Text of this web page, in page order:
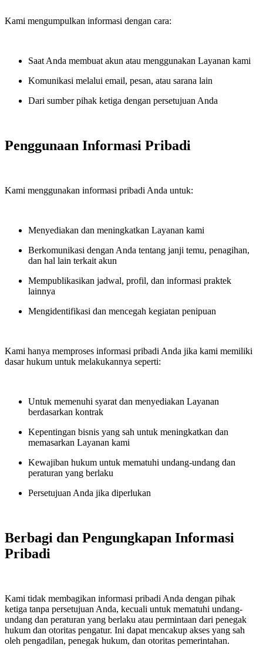
Kami mengumpulkan informasi dengan cara:
Saat Anda membuat akun atau menggunakan Layanan kami
Komunikasi melalui email, pesan, atau sarana lain
Dari sumber pihak ketiga dengan persetujuan Anda
Penggunaan Informasi Pribadi
Kami menggunakan informasi pribadi Anda untuk:
Menyediakan dan meningkatkan Layanan kami
Berkomunikasi dengan Anda tentang janji temu, penagihan,
dan hal lain terkait akun
Mempublikasikan jadwal, profil, dan informasi praktek
lainnya
Mengidentifikasi dan mencegah kegiatan penipuan
Kami hanya memproses informasi pribadi Anda jika kami memiliki
dasar hukum untuk melakukannya seperti:
Untuk memenuhi syarat dan menyediakan Layanan
berdasarkan kontrak
Kepentingan bisnis yang sah untuk meningkatkan dan
memasarkan Layanan kami
Kewajiban hukum untuk mematuhi undang-undang dan
peraturan yang berlaku
Persetujuan Anda jika diperlukan
Berbagi dan Pengungkapan Informasi
Pribadi
Kami tidak membagikan informasi pribadi Anda dengan pihak
ketiga tanpa persetujuan Anda, kecuali untuk mematuhi undang-
undang dan peraturan yang berlaku atau permintaan dari penegak
hukum dan otoritas pengatur. Ini dapat mencakup akses yang sah
oleh pengadilan, penegak hukum, dan otoritas pemerintahan.